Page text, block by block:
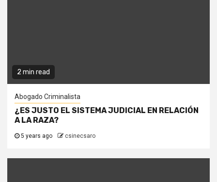
2 min read
Abogado Criminalista
¿ES JUSTO EL SISTEMA JUDICIAL EN RELACIÓN
A LA RAZA?
5 years ago csinecsaro